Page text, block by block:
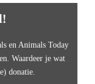
en Animals Today
Waardeer je wat
donatie.